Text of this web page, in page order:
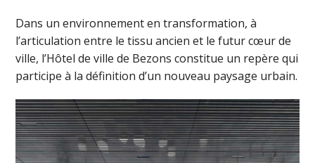
Dans un environnement en transformation, à
l’articulation entre le tissu ancien et le futur cœur de
ville, l’Hôtel de ville de Bezons constitue un repère qui
participe à la définition d’un nouveau paysage urbain.